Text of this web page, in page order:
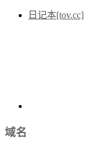
日记本[tov.cc]
域名